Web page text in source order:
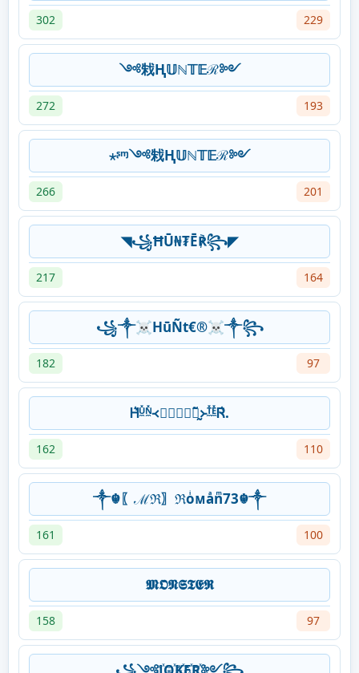
302 229
༺㦵Ⱨ𝕌ℕ𝕋𝔼ℛ༻
272 193
⋆ᶳᶬ༺㦵Ⱨ𝕌ℕ𝕋𝔼ℛ༻
266 201
◥꧁ĦŪ₦₮Ē℟꧂◤
217 164
꧁༒☠HūÑt€®☠︎༒꧂
182 97
Ꮋ͛ᵁ̼̽ᴺ̼̽᚜ᚸ⃝⃘⃟⃠̰̃᚛ᵀ̼̽ᴱ̼̽Ꮢ͛.
162 110
༒☬〖ℳℜ〗ℜoͥᴍaͣnͫ73☬༒
161 100
𝕸𝕺𝕹𝕾𝕿𝕰𝕽
158 97